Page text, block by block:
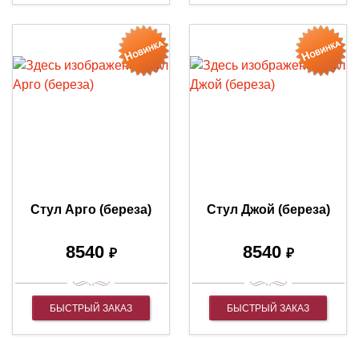
Стул Арго (береза)
8540 ₽
БЫСТРЫЙ ЗАКАЗ
Стул Джой (береза)
8540 ₽
БЫСТРЫЙ ЗАКАЗ